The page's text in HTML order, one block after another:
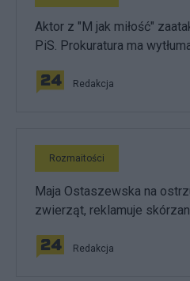
Aktor z "M jak miłość"
PiS. Prokuratura ma
Redakcja
Rozmaitości
Maja Ostaszewska na
zwierząt, reklamuje
Redakcja